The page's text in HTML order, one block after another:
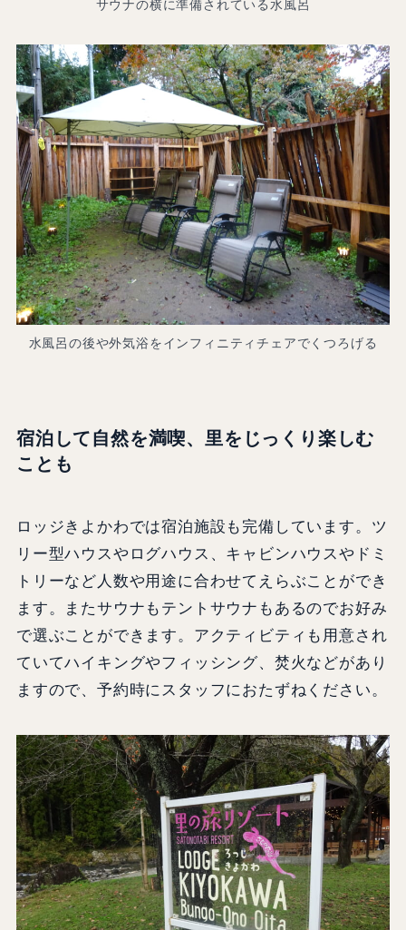
サウナの横に準備されている水風呂
水風呂の後や外気浴をインフィニティチェアでくつろげる
宿泊して自然を満喫、里をじっくり楽しむ
ことも
ロッジきよかわでは宿泊施設も完備しています。ツ
リー型ハウスやログハウス、キャビンハウスやドミ
トリーなど人数や用途に合わせてえらぶことができ
ます。またサウナもテントサウナもあるのでお好み
で選ぶことができます。アクティビティも用意され
ていてハイキングやフィッシング、焚火などがあり
ますので、予約時にスタッフにおたずねください。